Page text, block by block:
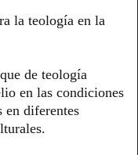
la teología en la
de teología
en las condiciones
en diferentes